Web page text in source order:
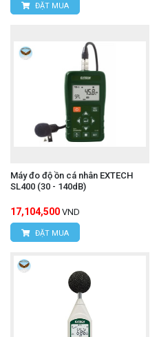
ĐẶT MUA
Máy đo độ ồn cá nhân EXTECH
SL400 (30 - 140dB)
17,104,500 VND
ĐẶT MUA